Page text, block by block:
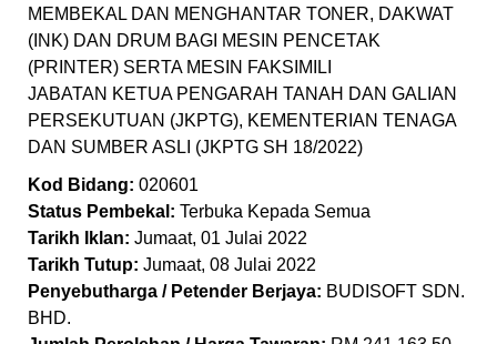
MEMBEKAL DAN MENGHANTAR TONER, DAKWAT
(INK) DAN DRUM BAGI MESIN PENCETAK
(PRINTER) SERTA MESIN FAKSIMILI
JABATAN KETUA PENGARAH TANAH DAN GALIAN
PERSEKUTUAN (JKPTG), KEMENTERIAN TENAGA
DAN SUMBER ASLI (JKPTG SH 18/2022)
Kod Bidang: 020601
Status Pembekal: Terbuka Kepada Semua
Tarikh Iklan: Jumaat, 01 Julai 2022
Tarikh Tutup: Jumaat, 08 Julai 2022
Penyebutharga / Petender Berjaya: BUDISOFT SDN.
BHD.